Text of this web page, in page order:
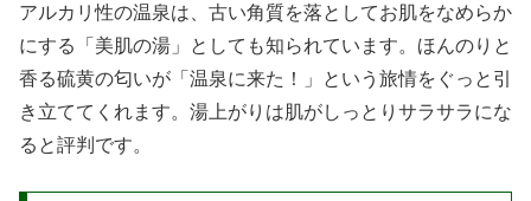
アルカリ性の温泉は、古い角質を落としてお肌をなめらか
にする「美肌の湯」としても知られています。ほんのりと
香る硫黄の匂いが「温泉に来た！」という旅情をぐっと引
き立ててくれます。湯上がりは肌がしっとりサラサラにな
ると評判です。